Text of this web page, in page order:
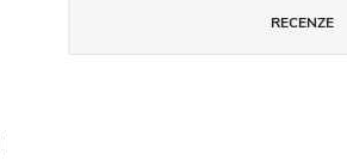
RECENZE